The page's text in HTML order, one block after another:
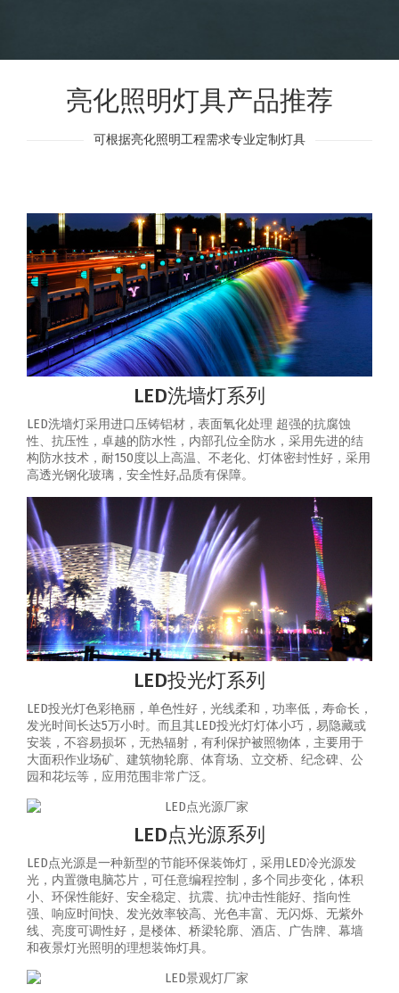
亮化照明灯具产品推荐
可根据亮化照明工程需求专业定制灯具
LED洗墙灯系列
LED洗墙灯采用进口压铸铝材，表面氧化处理 超强的抗腐蚀
性、抗压性，卓越的防水性，内部孔位全防水，采用先进的结
构防水技术，耐150度以上高温、不老化、灯体密封性好，采用
高透光钢化玻璃，安全性好,品质有保障。
LED投光灯系列
LED投光灯色彩艳丽，单色性好，光线柔和，功率低，寿命长，
发光时间长达5万小时。而且其LED投光灯灯体小巧，易隐藏或
安装，不容易损坏，无热辐射，有利保护被照物体，主要用于
大面积作业场矿、建筑物轮廓、体育场、立交桥、纪念碑、公
园和花坛等，应用范围非常广泛。
LED点光源系列
LED点光源是一种新型的节能环保装饰灯，采用LED冷光源发
光，内置微电脑芯片，可任意编程控制，多个同步变化，体积
小、环保性能好、安全稳定、抗震、抗冲击性能好、指向性
强、响应时间快、发光效率较高、光色丰富、无闪烁、无紫外
线、亮度可调性好，是楼体、桥梁轮廓、酒店、广告牌、幕墙
和夜景灯光照明的理想装饰灯具。